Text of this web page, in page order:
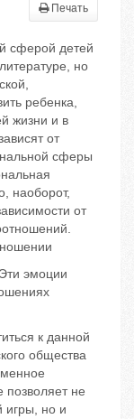
Печать
сферой детей
но
ребенка,
жизни и в
от
сферы
наоборот,
от
эмоции
к данной
общества
позволяет не
игры, но и